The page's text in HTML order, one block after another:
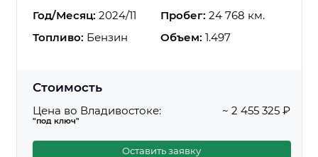
Год/Месяц: 2024/11 Пробег: 24 768 км.
Топливо: Бензин Объем: 1.497
Стоимость
Цена во Владивостоке:
"под ключ"
~ 2 455 325 ₽
Оставить заявку